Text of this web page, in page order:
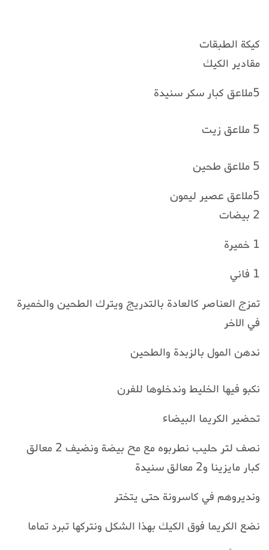
كيكة الطبقات
مقادير الكيك
5ملاعق كبار سكر سنيدة
5 ملاعق زيت
5 ملاعق طحين
5ملاعق عصير ليمون
2 بيضات
1 خميرة
1 فاني
تمزج العناصر كالعادة بالتدريج ويترك الطحين والخميرة
في الاخر
ندهن المول بالزبدة والطحين
نكبو فيها الخليط وندخلوها للفرن
تحضير الكريما البيضاء
نصف لتر حليب نطربوه مع مح بيضة ونضيف 2 معالق
كبار مايزينا و2 معالق سنيدة
ونديروهم في كاسرونة حتى يتختر
نضع الكريما فوق الكيك بهذا الشكل ونتركها تبرد تماما